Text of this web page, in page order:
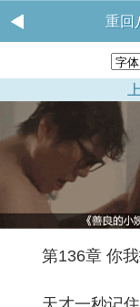
重回
第136章 你